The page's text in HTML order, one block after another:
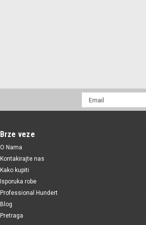
mail
Brze veze
O Nama
Kontakirajte nas
Kako kupiti
Isporuka robe
Professional Hundert
Blog
Pretraga